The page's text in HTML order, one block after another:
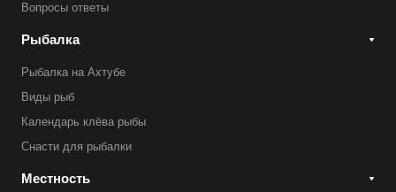
Вопросы ответы
Рыбалка
Рыбалка на Ахтубе
Виды рыб
Календарь клёва рыбы
Снасти для рыбалки
Местность